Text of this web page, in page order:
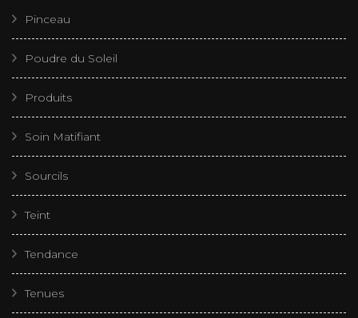
Pinceau
Poudre du Soleil
Produits
Soin Matifiant
Sourcils
Teint
Tendance
Tenues